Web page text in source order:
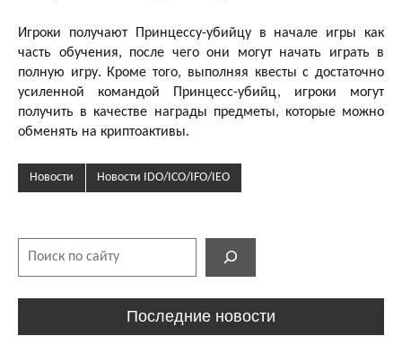
Игроки получают Принцессу-убийцу в начале игры как
часть обучения, после чего они могут начать играть в
полную игру. Кроме того, выполняя квесты с достаточно
усиленной командой Принцесс-убийц, игроки могут
получить в качестве награды предметы, которые можно
обменять на криптоактивы.
Новости Новости IDO/ICO/IFO/IEO
Последние новости